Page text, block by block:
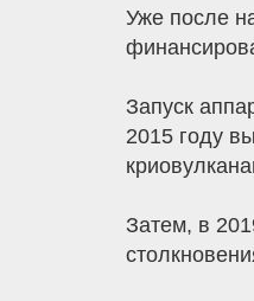
Уже после
Запуск
2015 году
Затем, в